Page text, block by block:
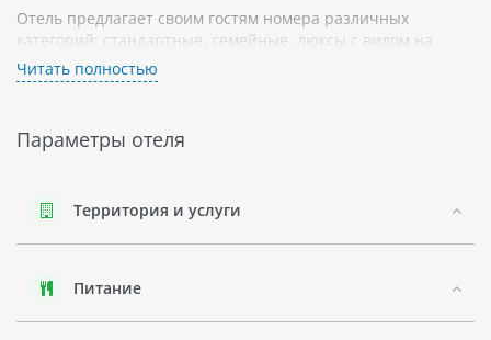
Отель предлагает своим гостям номера различных
категорий: стандартные, семейные, люксы с видом на
море или город. В каждом номере есть кондиционер,
телевизор с плоским экраном, бесплатный Wi-Fi и
В отеле также есть рестораны с традиционной турецкой
релаксации.
Гости могут организовать экскурсии по городу или
отеле имеется банкетный зал для проведения свадеб и
Читать полностью
Параметры отеля
Территория и услуги
Питание